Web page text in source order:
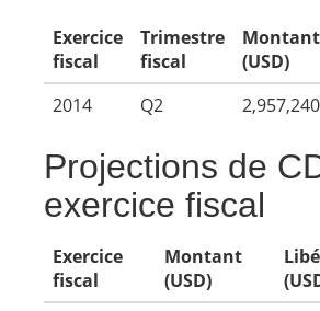
Exercice
fiscal
Trimestre
fiscal
Montant
(USD)
2014
Q2
Projections de
exercice fiscal
Exercice
fiscal
Montant
(USD)